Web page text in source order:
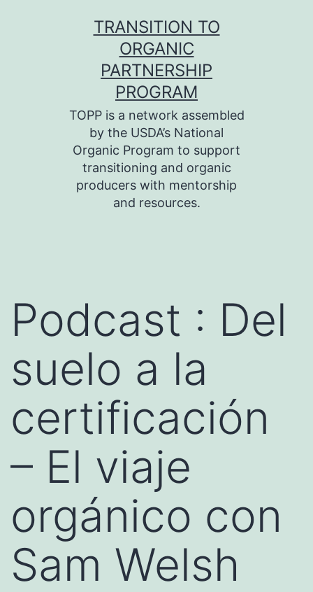
TRANSITION TO
ORGANIC
PARTNERSHIP
PROGRAM
TOPP is a network assembled
by the USDA’s National
Organic Program to support
transitioning and organic
producers with mentorship
and resources.
Podcast : Del
suelo a la
certificación
– El viaje
orgánico con
Sam Welsh